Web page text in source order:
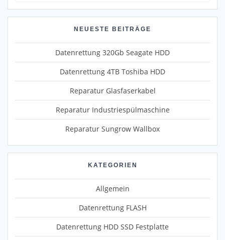
NEUESTE BEITRÄGE
Datenrettung 320Gb Seagate HDD
Datenrettung 4TB Toshiba HDD
Reparatur Glasfaserkabel
Reparatur Industriespülmaschine
Reparatur Sungrow Wallbox
KATEGORIEN
Allgemein
Datenrettung FLASH
Datenrettung HDD SSD Festplatte